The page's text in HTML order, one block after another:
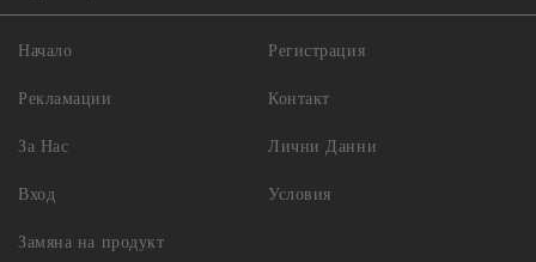
Начало
Рекламации
За Нас
Вход
Регистрация
Контакт
Лични Данни
Условия
Замяна на продукт